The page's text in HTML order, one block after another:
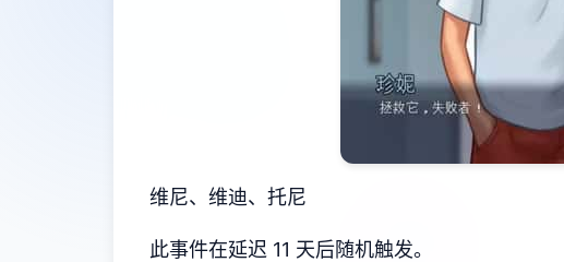
维尼、维迪、托尼
此事件在延迟 11 天后随机触发。